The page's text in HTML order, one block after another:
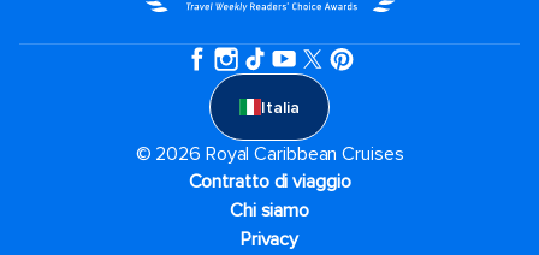
Italia
© 2026 Royal Caribbean Cruises
Contratto di viaggio
Chi siamo
Privacy